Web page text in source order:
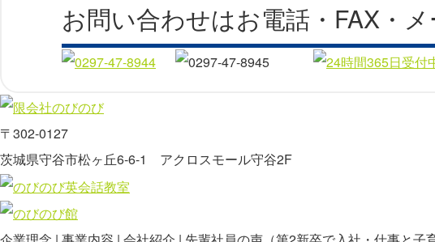
お問い合わせはお電話・FAX・
〒302-0127
茨城県守谷市松ヶ丘6-6-1 アクロスモール守谷2F